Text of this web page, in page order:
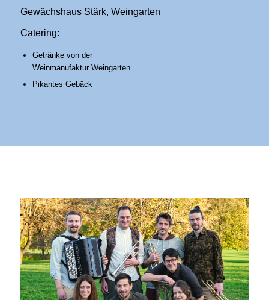
Gewächshaus Stärk, Weingarten
Catering:
Getränke von der
Weinmanufaktur Weingarten
Pikantes Gebäck